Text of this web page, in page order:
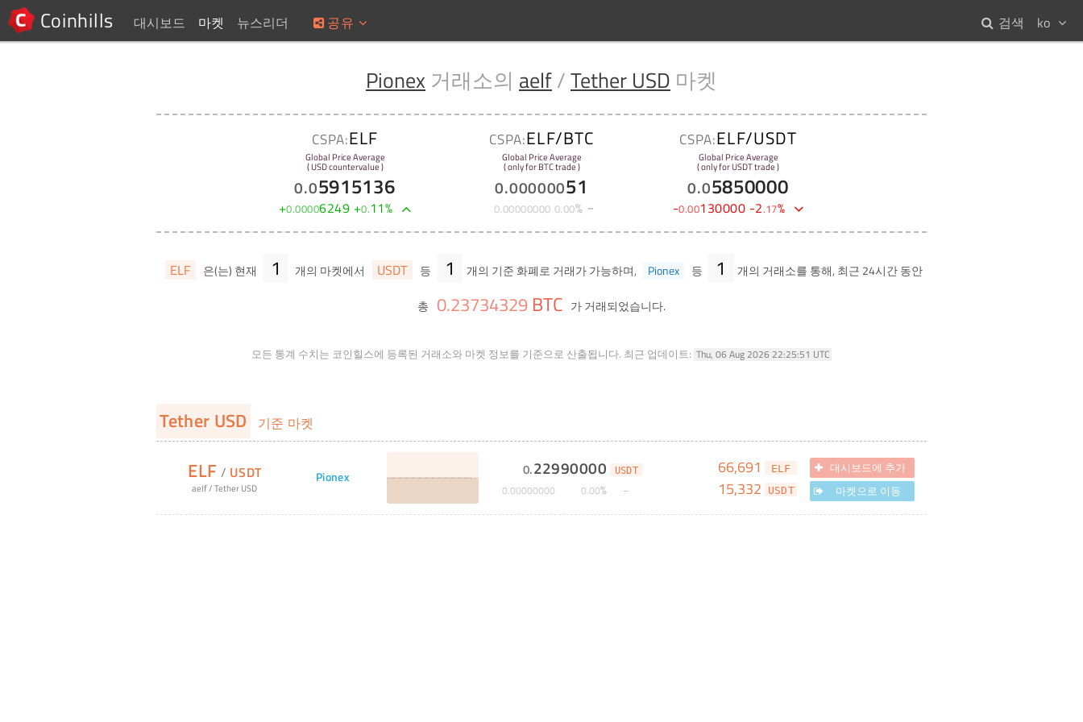
Coinhills 대시보드 마켓 뉴스리더 공유 ko
검색
Pionex 거래소의 aelf/Tether USD 마켓
CSPA:ELF
Global Price Average
( USD countervalue )
0.05915136
+0.00006249 +0.11%
CSPA:ELF/BTC
Global Price Average
( only for BTC trade )
0.00000051
0.00000000 0.00%
CSPA:ELF/USDT
Global Price Average
( only for USDT trade )
0.05850000
-0.00130000 -2.17%
ELF 은(는) 현재 1 개의 마켓에서 USDT 등 1 개의 기준 화폐로 거래가 가능하며, Pionex 등 1 개의 거래소를 통해, 최근 24시간 동안
총 0.23734329 BTC 가 거래되었습니다.
모든 통계 수치는 코인힐스에 등록된 거래소와 마켓 정보를 기준으로 산출됩니다. 최근 업데이트: Thu, 06 Aug 2026 22:25:51 UTC
Tether USD 기준 마켓
ELF / USDT
aelf/Tether USD
Pionex 0.22990000 USDT
0.00000000 0.00%
66,691 ELF
15,332 USDT
대시보드에 추가
마켓으로 이동